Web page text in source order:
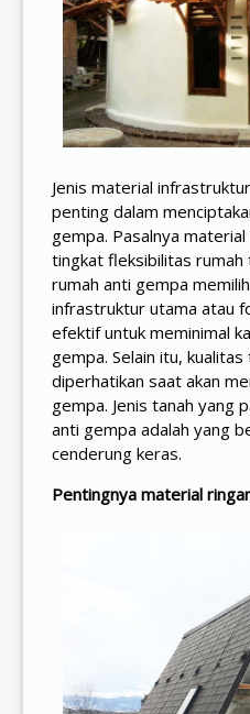
Jenis material
penting dalam
gempa. Pasalnya
tingkat fleksibilitas rumah
rumah anti gempa
infrastruktur utama atau
efektif untuk meminimal
gempa. Selain itu,
diperhatikan saat akan
gempa. Jenis tanah yang
anti gempa adalah yang
cenderung keras.
Pentingnya material